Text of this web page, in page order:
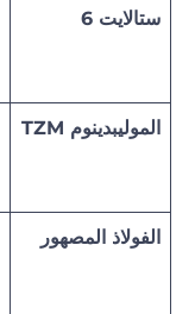
ستالايت 6
الموليبدينوم TZM
الفولاذ المصهور